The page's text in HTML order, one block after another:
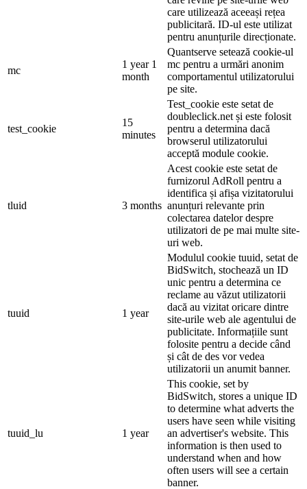
care utilizează aceeași rețea
publicitară. ID-ul este utilizat
pentru anunțurile direcționate.
mc
1 year 1
month
Quantserve setează cookie-ul
mc pentru a urmări anonim
comportamentul utilizatorului
pe site.
test_cookie
15
minutes
Test_cookie este setat de
doubleclick.net și este folosit
pentru a determina dacă
browserul utilizatorului
acceptă module cookie.
tluid 3 months
Acest cookie este setat de
furnizorul AdRoll pentru a
identifica și afișa vizitatorului
anunțuri relevante prin
colectarea datelor despre
utilizatori de pe mai multe site-
uri web.
tuuid 1 year
Modulul cookie tuuid, setat de
BidSwitch, stochează un ID
unic pentru a determina ce
reclame au văzut utilizatorii
dacă au vizitat oricare dintre
site-urile web ale agentului de
publicitate. Informațiile sunt
folosite pentru a decide când
și cât de des vor vedea
utilizatorii un anumit banner.
tuuid_lu 1 year
This cookie, set by
BidSwitch, stores a unique ID
to determine what adverts the
users have seen while visiting
an advertiser's website. This
information is then used to
understand when and how
often users will see a certain
banner.